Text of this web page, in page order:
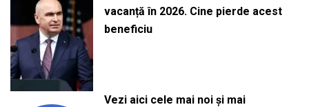
vacanță în 2026. Cine pierde acest
beneficiu
Vezi aici cele mai noi și mai